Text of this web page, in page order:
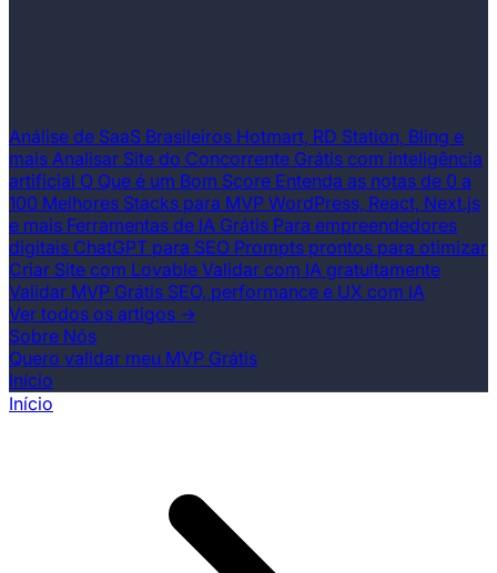
Análise de SaaS Brasileiros Hotmart, RD Station, Bling e
mais Analisar Site do Concorrente Grátis com inteligência
artificial O Que é um Bom Score Entenda as notas de 0 a
100 Melhores Stacks para MVP WordPress, React, Next.js
e mais Ferramentas de IA Grátis Para empreendedores
digitais ChatGPT para SEO Prompts prontos para otimizar
Criar Site com Lovable Validar com IA gratuitamente
Validar MVP Grátis SEO, performance e UX com IA
Ver todos os artigos →
Sobre Nós
Quero validar meu MVP Grátis
Início
Início